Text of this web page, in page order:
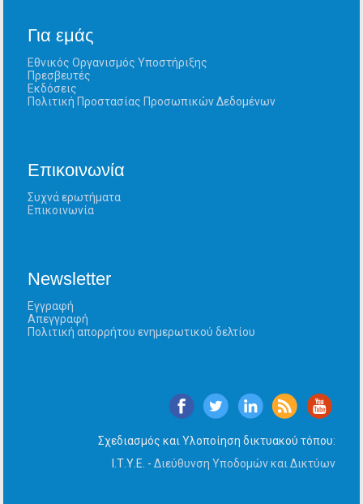
Για εμάς
Εθνικός Οργανισμός Υποστήριξης
Πρεσβευτές
Εκδόσεις
Πολιτική Προστασίας Προσωπικών Δεδομένων
Επικοινωνία
Συχνά ερωτήματα
Επικοινωνία
Newsletter
Εγγραφή
Απεγγραφή
Πολιτική απορρήτου ενημερωτικού δελτίου
Σχεδιασμός και Υλοποίηση δικτυακού τόπου:
Ι.Τ.Υ.Ε. - Διεύθυνση Υποδομών και Δικτύων